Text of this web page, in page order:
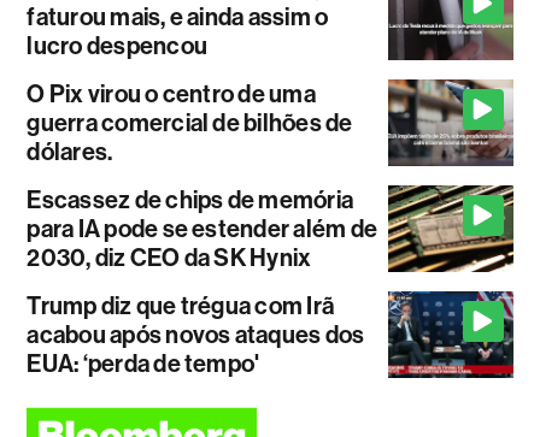
faturou mais, e ainda assim o
lucro despencou
O Pix virou o centro de uma
guerra comercial de bilhões de
dólares.
Escassez de chips de memória
para IA pode se estender além de
2030, diz CEO da SK Hynix
Trump diz que trégua com Irã
acabou após novos ataques dos
EUA: ‘perda de tempo'